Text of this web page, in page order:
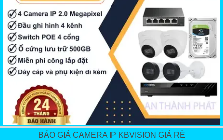
BÁO GIÁ CAMERA IP KBVISION GIÁ RÈ